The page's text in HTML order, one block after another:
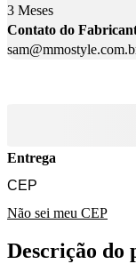
3 Meses
Contato do
Entrega
Não sei meu CEP
Descrição do